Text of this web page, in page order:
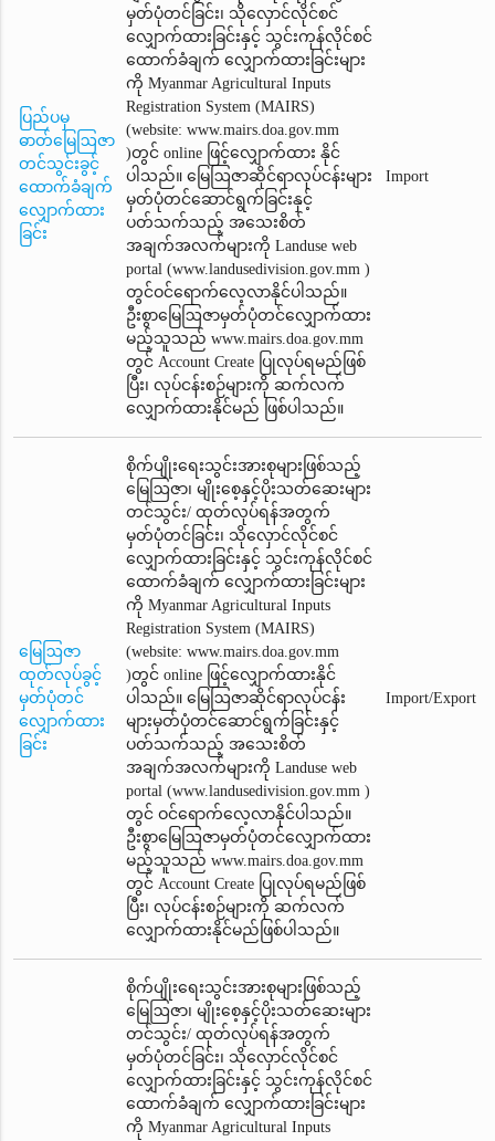
ပြည်ပမှ
ဓာတ်မြေဩဇာ
တင်သွင်းခွင့်
ထောက်ခံချက်
လျှောက်ထား
ခြင်း
မှတ်ပုံတင်ခြင်း၊ သိုလှောင်လိုင်စင်
လျှောက်ထားခြင်းနှင့် သွင်းကုန်လိုင်စင်
ထောက်ခံချက်‌ လျှောက်ထားခြင်းများ
ကို Myanmar Agricultural Inputs
Registration System (MAIRS)
(website: www.mairs.doa.gov.mm
)တွင် online ဖြင့်လျှောက်ထား နိုင်
ပါသည်။ မြေဩဇာဆိုင်ရာလုပ်ငန်းများ
မှတ်ပုံတင်ဆောင်ရွက်ခြင်းနှင့်
ပတ်သက်သည့် အသေးစိတ်
အချက်အလက်များကို Landuse web
portal (www.landusedivision.gov.mm )
တွင်ဝင်ရောက်လေ့လာနိုင်ပါသည်။
ဦးစွာမြေဩဇာမှတ်ပုံတင်‌လျှောက်ထား
မည့်သူသည် www.mairs.doa.gov.mm
တွင် Account Create ပြုလုပ်ရမည်ဖြစ်
ပြီး၊ လုပ်ငန်းစဉ်များကို ဆက်လက်
လျှောက်ထားနိုင်မည် ဖြစ်ပါသည်။
Import
မြေဩဇာ
ထုတ်လုပ်ခွင့်
မှတ်ပုံတင်
လျှောက်ထား
ခြင်း
စိုက်ပျိုးရေးသွင်းအားစုများဖြစ်သည့်
မြေဩဇာ၊ မျိုးစေ့နှင့်ပိုးသတ်ဆေးများ
တင်သွင်း/ ထုတ်လုပ်ရန်အတွက်
မှတ်ပုံတင်ခြင်း၊ သိုလှောင်လိုင်စင်
လျှောက်ထားခြင်းနှင့် သွင်းကုန်လိုင်စင်
ထောက်ခံချက်‌ လျှောက်ထားခြင်းများ
ကို Myanmar Agricultural Inputs
Registration System (MAIRS)
(website: www.mairs.doa.gov.mm
)တွင် online ဖြင့်လျှောက်ထားနိုင်
ပါသည်။ မြေဩဇာဆိုင်ရာလုပ်ငန်း
များမှတ်ပုံတင်ဆောင်ရွက်ခြင်းနှင့်
ပတ်သက်သည့် အသေးစိတ်
အချက်အလက်များကို Landuse web
portal (www.landusedivision.gov.mm )
တွင် ဝင်ရောက်လေ့လာနိုင်ပါသည်။
ဦးစွာမြေဩဇာမှတ်ပုံတင်‌လျှောက်ထား
မည့်သူသည် www.mairs.doa.gov.mm
တွင် Account Create ပြုလုပ်ရမည်ဖြစ်
ပြီး၊ လုပ်ငန်းစဉ်များကို ဆက်လက်
လျှောက်ထားနိုင်မည်ဖြစ်ပါသည်။
Import/Export
စိုက်ပျိုးရေးသွင်းအားစုများဖြစ်သည့်
မြေဩဇာ၊ မျိုးစေ့နှင့်ပိုးသတ်ဆေးများ
တင်သွင်း/ ထုတ်လုပ်ရန်အတွက်
မှတ်ပုံတင်ခြင်း၊ သိုလှောင်လိုင်စင်
လျှောက်ထားခြင်းနှင့် သွင်းကုန်လိုင်စင်
ထောက်ခံချက်‌ လျှောက်ထားခြင်းများ
ကို Myanmar Agricultural Inputs